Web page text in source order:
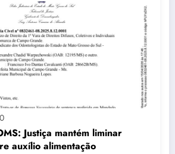
0
Justiça mantém liminar
auxílio alimentação